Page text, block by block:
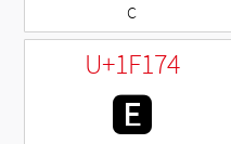
C
U+1F174
🅴